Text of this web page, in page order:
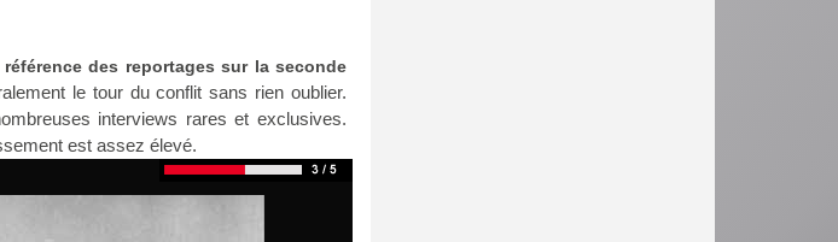
des reportages sur la seconde
le tour du conflit sans rien oublier.
interviews rares et exclusives.
est assez élevé.